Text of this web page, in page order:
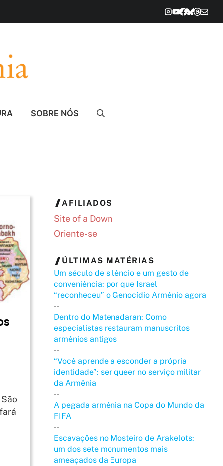
SOBRE NÓS
AFILIADOS
Site of a Down
Oriente-se
ÚLTIMAS MATÉRIAS
Um século de silêncio e um gesto de
conveniência: por que Israel
“reconheceu” o Genocídio Armênio agora
--
Dentro do Matenadaran: Como
especialistas restauram manuscritos
armênios antigos
--
“Você aprende a esconder a própria
identidade”: ser queer no serviço militar
da Armênia
--
A pegada armênia na Copa do Mundo da
FIFA
--
Escavações no Mosteiro de Arakelots:
um dos sete monumentos mais
ameaçados da Europa